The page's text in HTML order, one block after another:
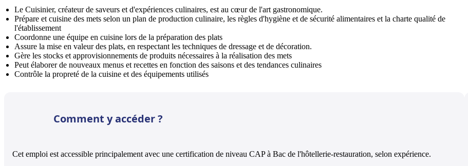
Le Cuisinier, créateur de saveurs et d'expériences culinaires, est au cœur de l'art gastronomique.
Prépare et cuisine des mets selon un plan de production culinaire, les règles d'hygiène et de sécurité alimentaires et la charte qualité de
l'établissement
Coordonne une équipe en cuisine lors de la préparation des plats
Assure la mise en valeur des plats, en respectant les techniques de dressage et de décoration.
Gère les stocks et approvisionnements de produits nécessaires à la réalisation des mets
Peut élaborer de nouveaux menus et recettes en fonction des saisons et des tendances culinaires
Contrôle la propreté de la cuisine et des équipements utilisés
Comment y accéder ?
Cet emploi est accessible principalement avec une certification de niveau CAP à Bac de l'hôtellerie-restauration, selon expérience.